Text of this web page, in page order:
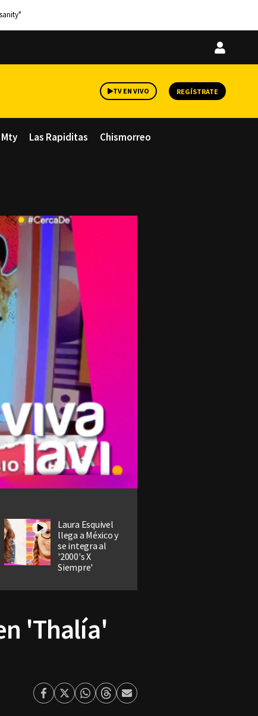
Iniciar
TV EN VIVO REGÍSTRATE
Las Rapiditas Chismorreo
Laura Esquivel
llega a México y
se integra al
'2000's X
Siempre'
'Thalía'
Facebook
TwitterWhatsapp
ThreadsEnviar